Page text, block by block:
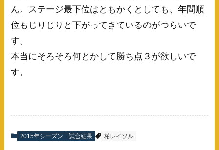
ん。ステージ最下位はともかくとしても、年間順
位もじりじりと下がってきているのがつらいで
す。
本当にそろそろ何とかして勝ち点３が欲しいで
す。
2015年シーズン 試合結果 柏レイソル